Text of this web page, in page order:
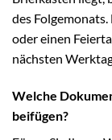
des
oder einen
nächsten
Welche
beifügen?